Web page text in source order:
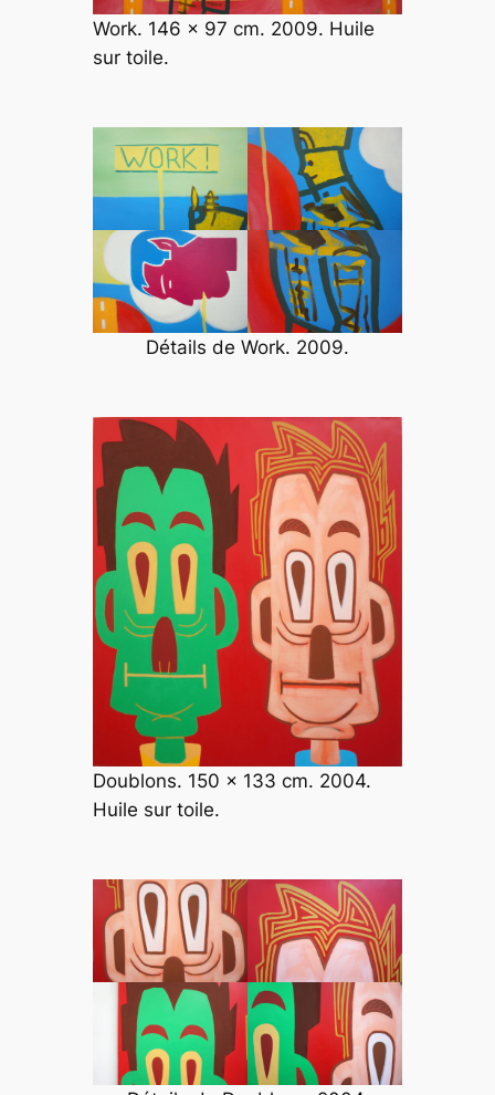
Work. 146 x 97 cm. 2009. Huile
sur toile.
Détails de Work. 2009.
Doublons. 150 x 133 cm. 2004.
Huile sur toile.